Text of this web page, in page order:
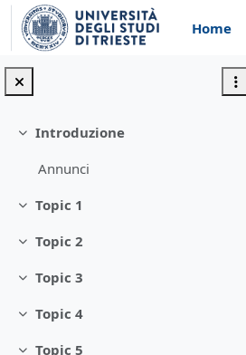
Vai al contenuto principale
Home
Minimizza
Introduzione
Annunci
Minimizza
Topic 1
Minimizza
Topic 2
Minimizza
Topic 3
Minimizza
Topic 4
Topic 5